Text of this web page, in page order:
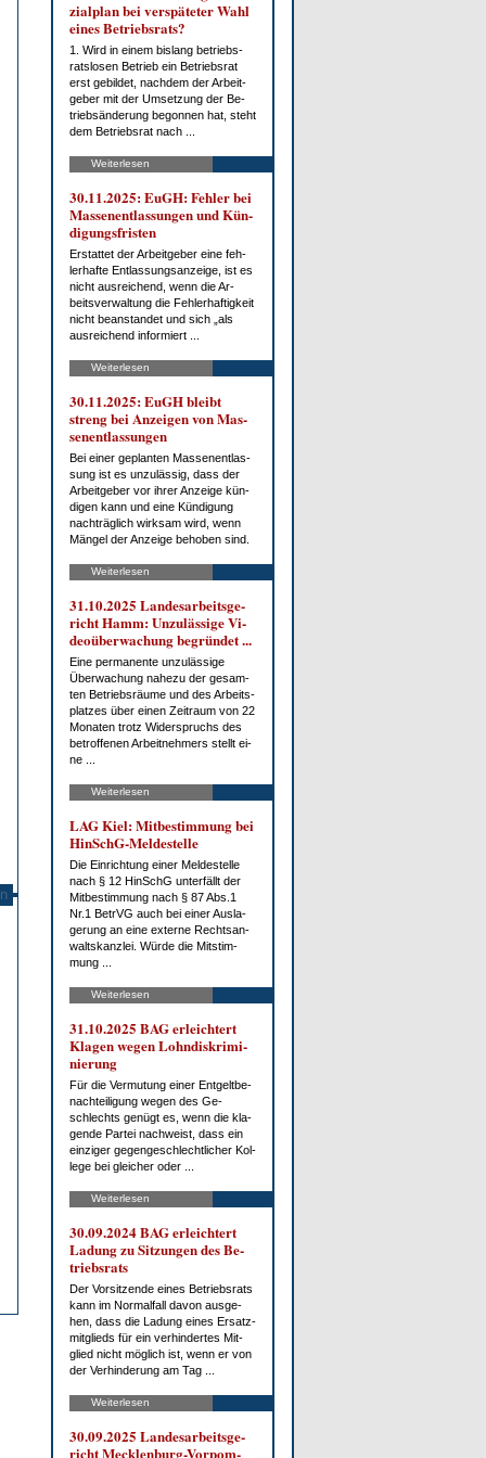
zi­al­plan bei ver­spä­te­ter Wahl
ei­nes Be­triebs­rats?
1. Wird in ei­nem bis­lang be­triebs­
rats­lo­sen Be­trieb ein Be­triebs­rat
erst ge­bil­det, nach­dem der Ar­beit­
ge­ber mit der Um­set­zung der Be­
trieb­s­än­de­rung be­gon­nen hat, steht
dem Be­triebs­rat nach ...
Weiterlesen
30.11.2025: EuGH: Feh­ler bei
Mas­sen­ent­las­sun­gen und Kün­
di­gungs­fris­ten
Er­stat­tet der Ar­beit­ge­ber ei­ne feh­
ler­haf­te Ent­las­sungs­an­zei­ge, ist es
nicht aus­rei­chend, wenn die Ar­
beits­ver­wal­tung die Feh­ler­haf­tig­keit
nicht be­an­stan­det und sich „als
aus­rei­chend in­for­miert ...
Weiterlesen
30.11.2025: EuGH bleibt
streng bei An­zei­gen von Mas­
sen­ent­las­sun­gen
Bei ei­ner ge­plan­ten Mas­sen­ent­las­
sung ist es un­zu­läs­sig, dass der
Ar­beit­ge­ber vor ih­rer An­zei­ge kün­
di­gen kann und ei­ne Kün­di­gung
nach­träg­lich wirk­sam wird, wenn
Män­gel der An­zei­ge be­ho­ben sind.
Weiterlesen
31.10.2025 Lan­des­ar­beits­ge­
richt Hamm: Un­zu­läs­si­ge Vi­
deo­über­wa­chung be­grün­det ...
Ei­ne per­ma­nen­te un­zu­läs­si­ge
Über­wa­chung na­he­zu der ge­sam­
ten Be­triebs­räu­me und des Ar­beits­
plat­zes über ei­nen Zeit­raum von 22
Mo­na­ten trotz Wi­der­spruchs des
be­trof­fe­nen Ar­beit­neh­mers stellt ei­
ne ...
Weiterlesen
LAG Kiel: Mit­be­stim­mung bei
HinSchG-Mel­de­stel­le
Die Ein­rich­tung ei­ner Mel­de­stel­le
nach § 12 HinSchG un­ter­fällt der
Mit­be­stim­mung nach § 87 Abs.1
Nr.1 Be­trVG auch bei ei­ner Aus­la­
ge­rung an ei­ne ex­ter­ne Rechts­an­
walts­kanz­lei. Wür­de die Mit­stim­
mung ...
Weiterlesen
31.10.2025 BAG er­leich­tert
Kla­gen we­gen Lohn­dis­kri­mi­
nie­rung
Für die Ver­mu­tung ei­ner Ent­gelt­be­
nach­tei­li­gung we­gen des Ge­
schlechts ge­nügt es, wenn die kla­
gen­de Par­tei nach­weist, dass ein
ein­zi­ger ge­gen­ge­schlecht­li­cher Kol­
le­ge bei glei­cher oder ...
Weiterlesen
30.09.2024 BAG er­leich­tert
La­dung zu Sit­zun­gen des Be­
triebs­rats
Der Vor­sit­zen­de ei­nes Be­triebs­rats
kann im Nor­mal­fall da­von aus­ge­
hen, dass die La­dung ei­nes Er­satz­
mit­glieds für ein ver­hin­der­tes Mit­
glied nicht mög­lich ist, wenn er von
der Ver­hin­de­rung am Tag ...
Weiterlesen
30.09.2025 Lan­des­ar­beits­ge­
richt Meck­len­burg-Vor­pom­